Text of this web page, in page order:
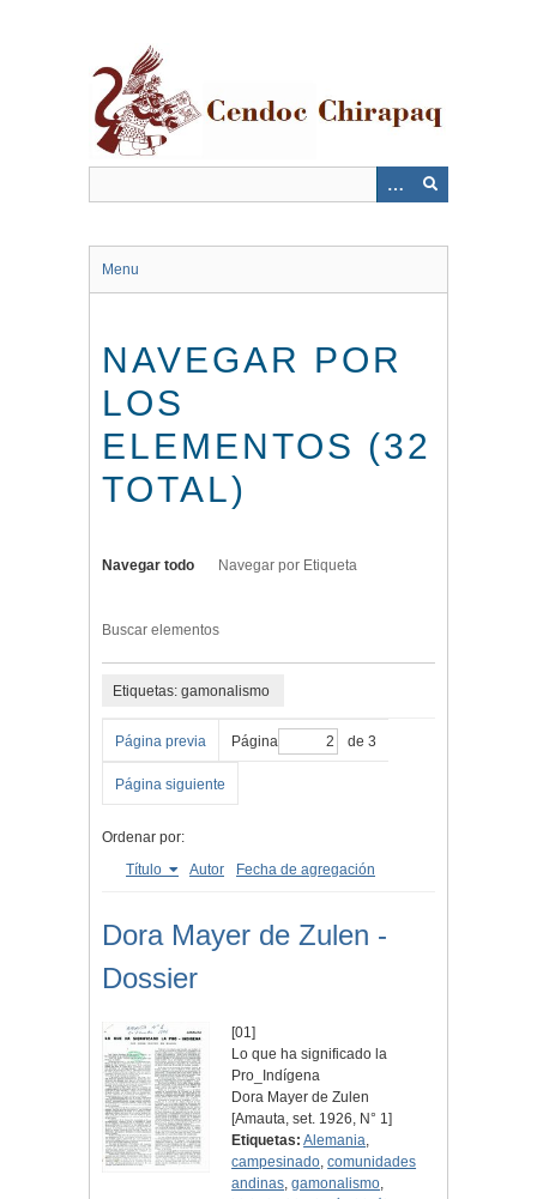
Menu
NAVEGAR POR
LOS
ELEMENTOS (32
TOTAL)
Navegar todo Navegar por Etiqueta
Buscar elementos
Etiquetas: gamonalismo
Página previa Página de 3
Página siguiente
Ordenar por:
Título
Autor Fecha de agregación
Dora Mayer de Zulen -
Dossier
[01]
Lo que ha significado la
Pro_Indígena
Dora Mayer de Zulen
[Amauta, set. 1926, N° 1]
Etiquetas: Alemania,
campesinado,comunidades
andinas,gamonalismo,